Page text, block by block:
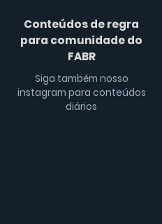
Conteúdos de regra
para comunidade do
FABR
Siga também nosso
instagram para conteúdos
diários